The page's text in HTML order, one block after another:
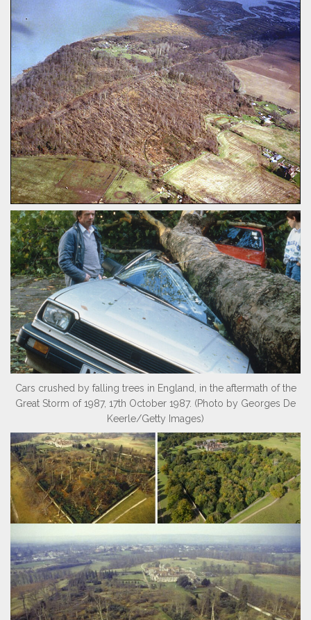
Cars crushed by falling trees in England, in the aftermath of the
Great Storm of 1987, 17th October 1987. (Photo by Georges De
Keerle/Getty Images)